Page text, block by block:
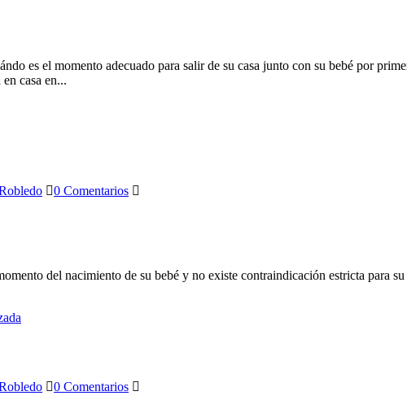
es el momento adecuado para salir de su casa junto con su bebé por
casa en...
0 Comentarios
del nacimiento de su bebé y no existe contraindicación estricta para
0 Comentarios